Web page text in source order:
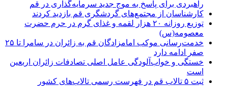
راهبردی برای پاسخ به موج جدید سرمایه‌گذاری در قم
کارشناسان از مجتمع‌های گردشگری قم بازدید کردند
توزیع روزانه ۲۰ هزار لقمه و غذای گرم در حرم حضرت
معصومه(س)
خدمت‌رسانی موکب امامزادگان قم به زائران در سامرا تا ۲۵
صفر ادامه دارد
خستگی و خواب‌آلودگی عامل اصلی تصادفات زائران اربعین
است
ثبت ۵ تالاب قم در فهرست رسمی تالاب‌های کشور